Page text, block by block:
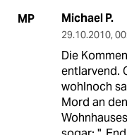
MP Michael P.
29.10.2010,
Die
entlarvend.
wohlnoch
Mord an